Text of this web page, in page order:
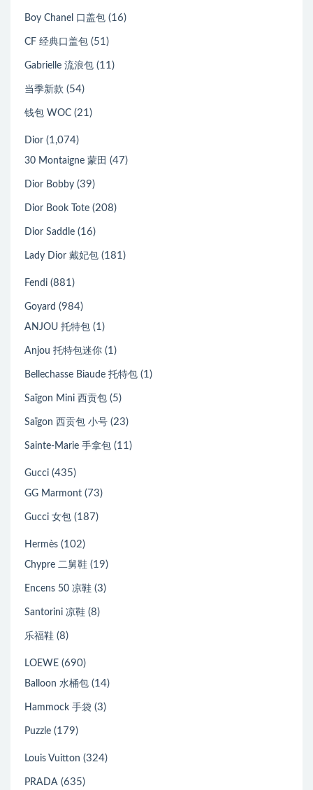
Boy Chanel 口盖包 (16)
CF 经典口盖包 (51)
Gabrielle 流浪包 (11)
当季新款 (54)
钱包 WOC (21)
Dior (1,074)
30 Montaigne 蒙田 (47)
Dior Bobby (39)
Dior Book Tote (208)
Dior Saddle (16)
Lady Dior 戴妃包 (181)
Fendi (881)
Goyard (984)
ANJOU 托特包 (1)
Anjou 托特包迷你 (1)
Bellechasse Biaude 托特包 (1)
Saïgon Mini 西贡包 (5)
Saïgon 西贡包 小号 (23)
Sainte-Marie 手拿包 (11)
Gucci (435)
GG Marmont (73)
Gucci 女包 (187)
Hermès (102)
Chypre 二舅鞋 (19)
Encens 50 凉鞋 (3)
Santorini 凉鞋 (8)
乐福鞋 (8)
LOEWE (690)
Balloon 水桶包 (14)
Hammock 手袋 (3)
Puzzle (179)
Louis Vuitton (324)
PRADA (635)